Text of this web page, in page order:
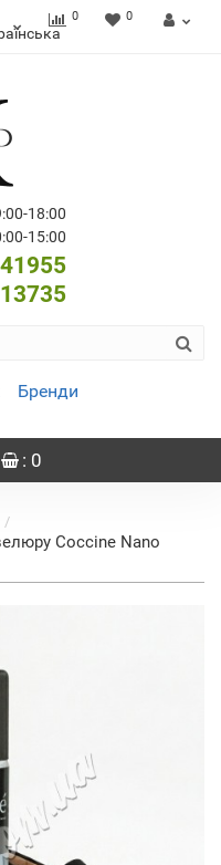
0 0
18:00
15:00
Бренди
: 0
Coccine Nano